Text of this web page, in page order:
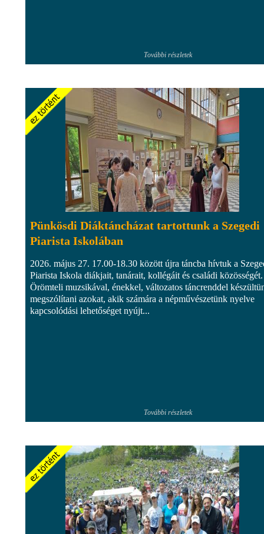
További részletek
Pünkösdi Diáktáncházat tartottunk a Szegedi
Piarista Iskolában
2026. május 27. 17.00-18.30 között újra táncba hívtuk a
Piarista Iskola diákjait, tanárait, kollégáit és családi közösségét.
Örömteli muzsikával, énekkel, változatos táncrenddel
megszólítani azokat, akik számára a népművészetünk nyelve
kapcsolódási lehetőséget nyújt...
További részletek